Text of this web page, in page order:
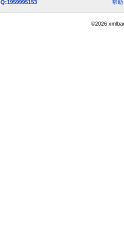
帮助
©2026